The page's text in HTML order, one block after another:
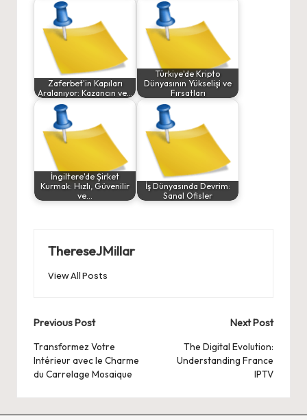
Zaferbet'in Kapıları
Aralanıyor: Kazancın ve…
Türkiye'de Kripto
Dünyasının Yükselişi ve
Fırsatları
İngiltere'de Şirket
Kurmak: Hızlı, Güvenilir
ve…
İş Dünyasında Devrim:
Sanal Ofisler
ThereseJMillar
View All Posts
Post
navigation
Previous Post
Transformez Votre
Intérieur avec le Charme
du Carrelage Mosaique
Next Post
The Digital Evolution:
Understanding France
IPTV